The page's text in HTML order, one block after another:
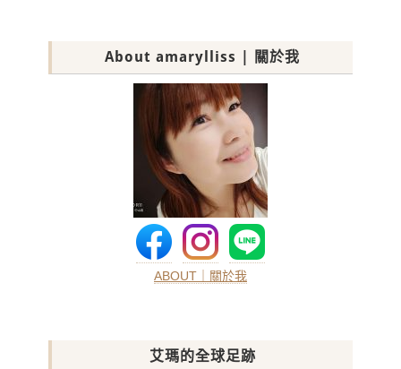
About amarylliss | 關於我
ABOUT｜關於我
艾瑪的全球足跡